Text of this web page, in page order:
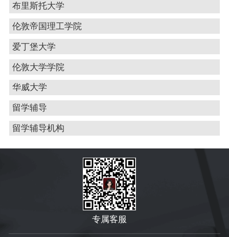
布里斯托大学
伦敦帝国理工学院
爱丁堡大学
伦敦大学学院
华威大学
留学辅导
留学辅导机构
专属客服